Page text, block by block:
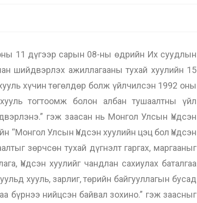
11 дүгээр сарын 08-ны өдрийн Их суудлын
шийдвэрлэх ажиллагааны тухай хуулийн 15
хүчин төгөлдөр болж үйлчилсэн 1992 оны
тогтоомж болон албан тушаалтны үйл
гэж заасан нь Монгол Улсын Үндсэн
“Монгол Улсын Үндсэн хуулийн цэц бол Үндсэн
зөрчсөн тухай дүгнэлт гаргах, маргааныг
Үндсэн хуулийг чандлан сахиулах баталгаа
хууль, зарлиг, төрийн байгууллагын бусад
бүрнээ нийцсэн байвал зохино.” гэж заасныг